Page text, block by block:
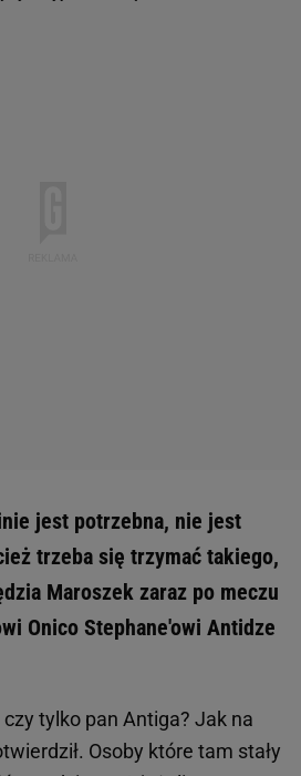
jest potrzebna, nie jest
trzeba się trzymać takiego,
Maroszek zaraz po meczu
Onico Stephane'owi Antidze
czy tylko pan Antiga? Jak na
Osoby które tam stały